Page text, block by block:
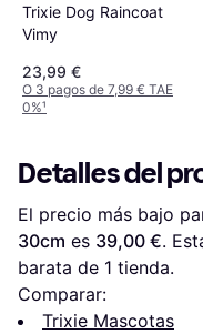
Trixie Dog Raincoat
Vimy
23,99 €
O 3 pagos de 7,99 € TAE
0%¹
Detalles del
El precio más bajo
30cm es 39,00 €.
barata de 1 tienda.
Comparar:
Trixie Mascotas